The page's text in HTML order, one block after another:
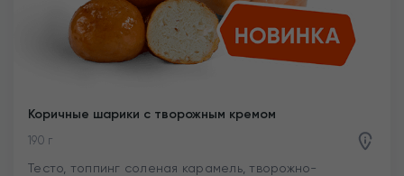
Коричные шарики с творожным кремом
190 г
Тесто, топпинг соленая карамель, творожно-